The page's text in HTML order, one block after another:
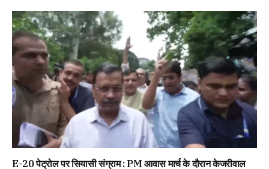
E-20 पेट्रोल पर सियासी संग्राम : PM आवास मार्च के दौरान केजरीवाल